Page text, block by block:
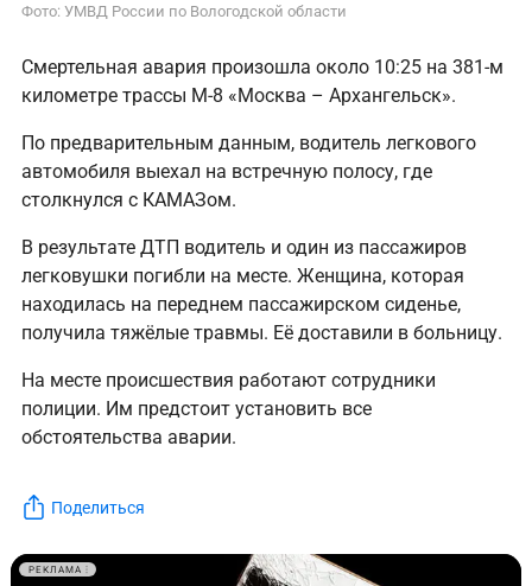
Фото: УМВД России по Вологодской области
Смертельная авария произошла около 10:25 на 381-м
километре трассы М-8 «Москва – Архангельск».
По предварительным данным, водитель легкового
автомобиля выехал на встречную полосу, где
столкнулся с КАМАЗом.
В результате ДТП водитель и один из пассажиров
легковушки погибли на месте. Женщина, которая
находилась на переднем пассажирском сиденье,
получила тяжёлые травмы. Её доставили в больницу.
На месте происшествия работают сотрудники
полиции. Им предстоит установить все
обстоятельства аварии.
Поделиться
РЕКЛАМА